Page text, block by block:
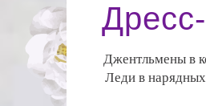
Джентльмены в
Леди в нарядных